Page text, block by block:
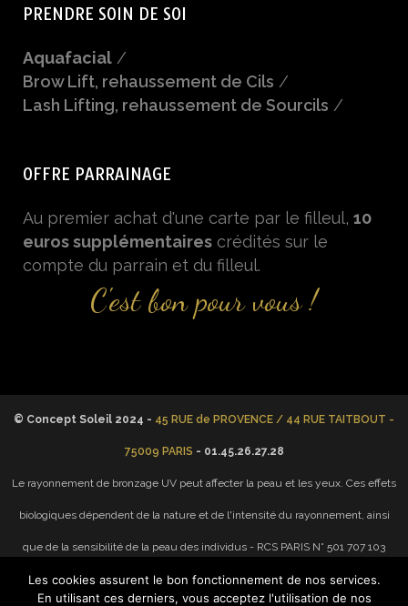
PRENDRE SOIN DE SOI
Aquafacial /
Brow Lift, rehaussement de Cils /
Lash Lifting, rehaussement de Sourcils /
OFFRE PARRAINAGE
Au premier achat d'une carte par le filleul, 10
euros supplémentaires crédités sur le
compte du parrain et du filleul.
C'est bon pour vous !
© Concept Soleil 2024 - 45 RUE de PROVENCE / 44 RUE TAITBOUT -
75009 PARIS - 01.45.26.27.28
Le rayonnement de bronzage UV peut affecter la peau et les yeux. Ces effets
biologiques dépendent de la nature et de l'intensité du rayonnement, ainsi
que de la sensibilité de la peau des individus - RCS PARIS N° 501 707 103
Concept Soleil est un centre de bronzage et d'Esthétique ouvert le dimanche
Les cookies assurent le bon fonctionnement de nos services.
En utilisant ces derniers, vous acceptez l'utilisation de nos